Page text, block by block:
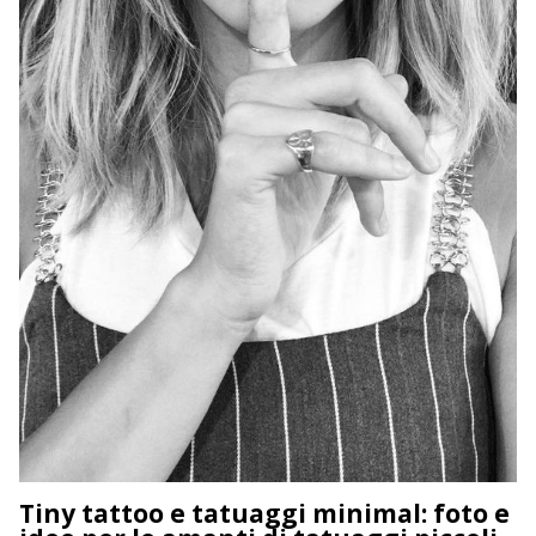
Tiny tattoo e tatuaggi minimal: foto e